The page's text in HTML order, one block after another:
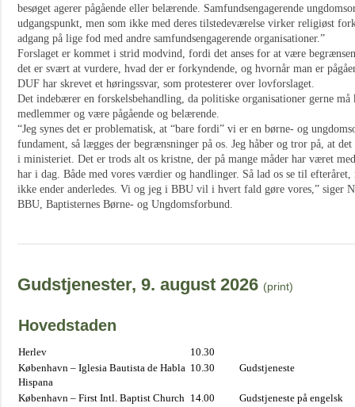
besøget agerer pågående eller belærende. Samfundsengagerende
udgangspunkt, men som ikke med deres tilstedeværelse virker religiøst
adgang på lige fod med andre samfundsengagerende organisationer.”
Forslaget er kommet i strid modvind, fordi det anses for at være
det er svært at vurdere, hvad der er forkyndende, og hvornår man er
DUF har skrevet et høringssvar, som protesterer over lovforslaget.
Det indebærer en forskelsbehandling, da politiske organisationer gerne
medlemmer og være pågående og belærende.
“Jeg synes det er problematisk, at “bare fordi” vi er en børne- og
fundament, så lægges der begrænsninger på os. Jeg håber og tror på, at
i ministeriet. Det er trods alt os kristne, der på mange måder har været
har i dag. Både med vores værdier og handlinger. Så lad os se til
ikke ender anderledes. Vi og jeg i BBU vil i hvert fald gøre vores,” siger
BBU, Baptisternes Børne- og Ungdomsforbund.
Gudstjenester, 9. august 2026 (print)
Hovedstaden
Herlev
10.30
København – Iglesia Bautista de Habla
Hispana
10.30 Gudstjeneste
København – First Intl. Baptist Church 14.00
Gudstjeneste på engelsk